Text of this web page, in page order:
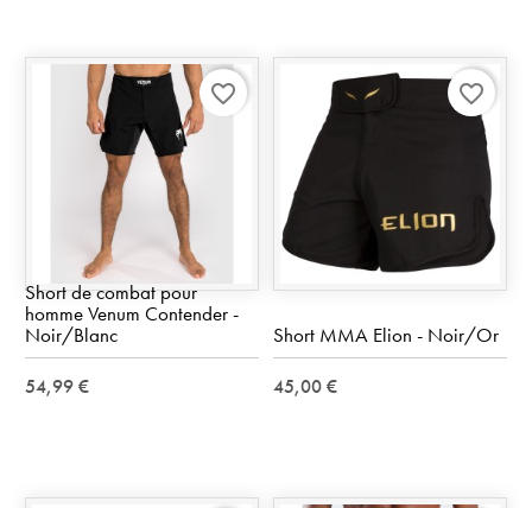
Short de combat pour
homme Venum Contender -
Noir/Blanc
54,99 €
favorite_border
Short MMA Elion - Noir/Or
45,00 €
favorite_border